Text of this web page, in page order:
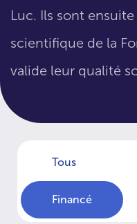
Luc. Ils sont
scientifique de la
valide leur qualité
Tous
Financé